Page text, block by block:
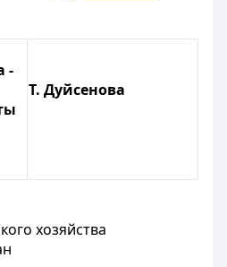
-
Т. Дуйсенова
хозяйства